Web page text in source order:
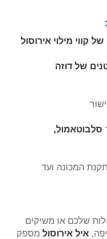
0.6-0.8MPa
קווי מילוי אירוסול
של דוזה
סלבוטאמול,
המכונה ועד
שלכם או משיקים
איל אירוסול מספק